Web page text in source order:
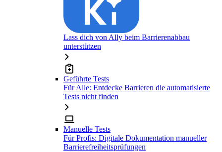
Lass dich von Ally beim Barrierenabbau
unterstützen
Geführte Tests
Für Alle: Entdecke Barrieren die automatisierte
Tests nicht finden
Manuelle Tests
Für Profis: Digitale Dokumentation manueller
Barrierefreiheitsprüfungen